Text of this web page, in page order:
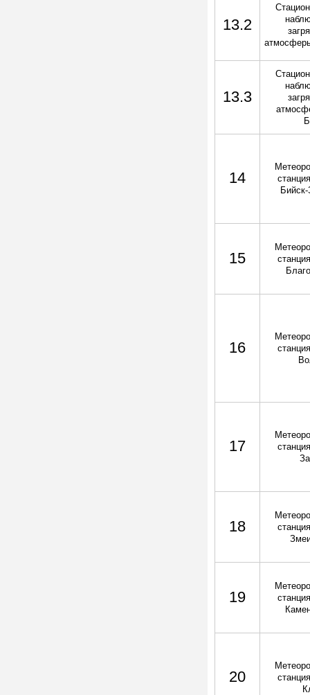
13.2
13.3
14
15
16
17
18
19
20